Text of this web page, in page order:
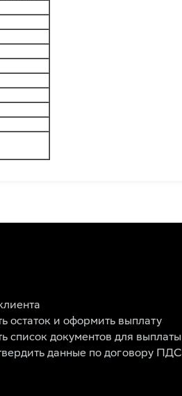
остаток и оформить выплату
список документов для выплаты
данные по договору ПДС